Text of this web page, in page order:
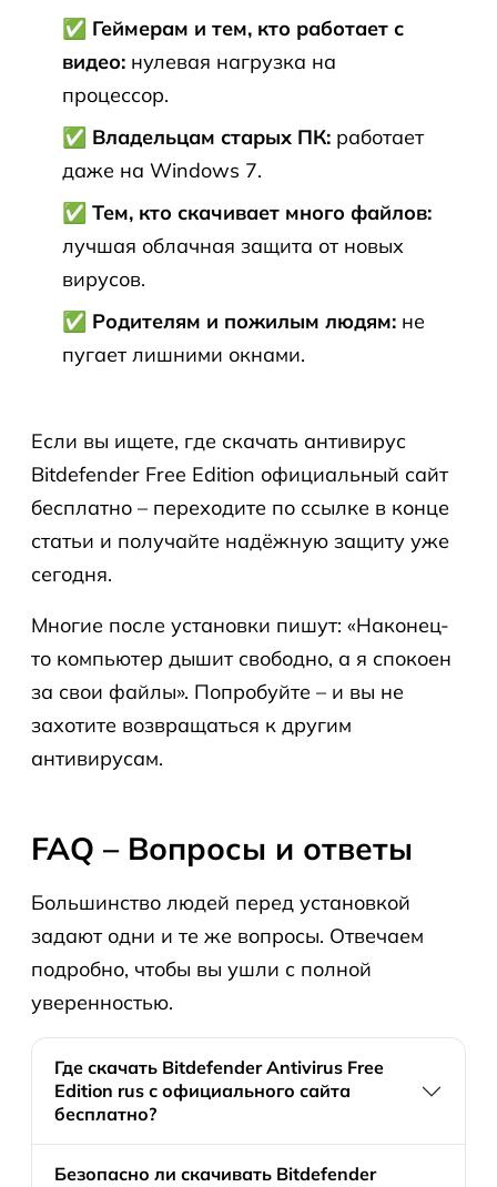
✅ Геймерам и тем, кто работает с
видео: нулевая нагрузка на
процессор.
✅ Владельцам старых ПК: работает
даже на Windows 7.
✅ Тем, кто скачивает много файлов:
лучшая облачная защита от новых
вирусов.
✅ Родителям и пожилым людям: не
пугает лишними окнами.
Если вы ищете, где скачать антивирус
Bitdefender Free Edition официальный сайт
бесплатно – переходите по ссылке в конце
статьи и получайте надёжную защиту уже
сегодня.
Многие после установки пишут: «Наконец-
то компьютер дышит свободно, а я спокоен
за свои файлы». Попробуйте – и вы не
захотите возвращаться к другим
антивирусам.
FAQ – Вопросы и ответы
Большинство людей перед установкой
задают одни и те же вопросы. Отвечаем
подробно, чтобы вы ушли с полной
уверенностью.
Где скачать Bitdefender Antivirus Free
Edition rus с официального сайта
бесплатно?
Безопасно ли скачивать Bitdefender